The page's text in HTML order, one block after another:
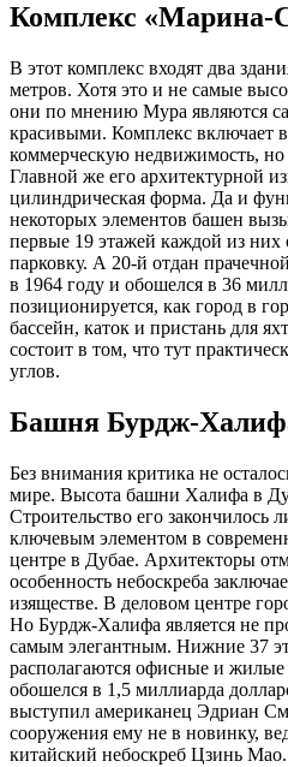
Комплекс «Марина-
В этот комплекс входят два
метров. Хотя это и не самые
они по мнению Мура являются
красивыми. Комплекс включает в
коммерческую недвижимость,
Главной же его архитектурной
цилиндрическая форма. Да и
некоторых элементов башен
первые 19 этажей каждой из
парковку. А 20-й отдан
в 1964 году и обошелся в 36
позиционируется, как город в
бассейн, каток и пристань для
состоит в том, что тут
углов.
Башня Бурдж-
Без внимания критика не
мире. Высота башни Халифа в
Строительство его закончилось
ключевым элементом в
центре в Дубае. Архитекторы
особенность небоскреба
изяществе. В деловом центре
Но Бурдж-Халифа является не
самым элегантным. Нижние 37
располагаются офисные и жилые
обошелся в 1,5 миллиарда
выступил американец Эдриан
сооружения ему не в новинку,
китайский небоскреб Цзинь Мао.